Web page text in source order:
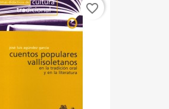
favorite_border